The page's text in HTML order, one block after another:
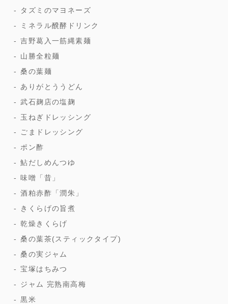
タズミのマヨネーズ
ミネラル醗酵ドリンク
吉野葛入一筋縄素麺
山勝全粒麺
桑の葉麺
ありがとううどん
武石麹店の塩麹
玉ねぎドレッシング
ごまドレッシング
ポン酢
鮎だしめんつゆ
味噌「昔」
酒粕赤酢「潤朱」
きくらげの旨煮
乾燥きくらげ
桑の葉茶(スティックタイプ)
桑の実ジャム
宝塚はちみつ
ジャム 完熟南高梅
黒米